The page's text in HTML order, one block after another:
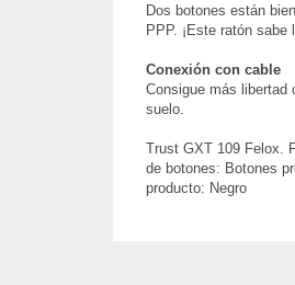
Dos botones están
PPP. ¡Este ratón sabe
Conexión con cable
Consigue más libertad
suelo.
Trust GXT 109 Felox.
de botones: Botones
producto: Negro